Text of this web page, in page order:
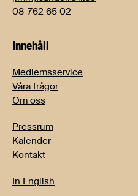
08-762 65 02
Innehåll
Medlemsservice
Våra frågor
Om oss
Pressrum
Kalender
Kontakt
In English